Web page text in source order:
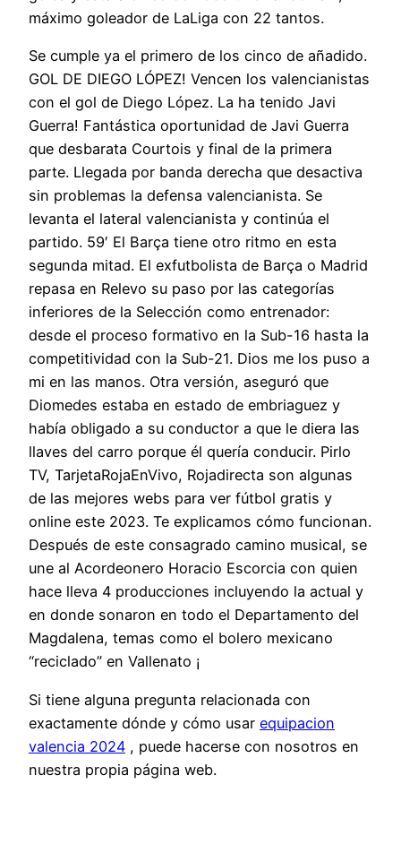
máximo goleador de LaLiga con 22 tantos.
Se cumple ya el primero de los cinco de añadido.
GOL DE DIEGO LÓPEZ! Vencen los valencianistas
con el gol de Diego López. La ha tenido Javi
Guerra! Fantástica oportunidad de Javi Guerra
que desbarata Courtois y final de la primera
parte. Llegada por banda derecha que desactiva
sin problemas la defensa valencianista. Se
levanta el lateral valencianista y continúa el
partido. 59′ El Barça tiene otro ritmo en esta
segunda mitad. El exfutbolista de Barça o Madrid
repasa en Relevo su paso por las categorías
inferiores de la Selección como entrenador:
desde el proceso formativo en la Sub-16 hasta la
competitividad con la Sub-21. Dios me los puso a
mi en las manos. Otra versión, aseguró que
Diomedes estaba en estado de embriaguez y
había obligado a su conductor a que le diera las
llaves del carro porque él quería conducir. Pirlo
TV, TarjetaRojaEnVivo, Rojadirecta son algunas
de las mejores webs para ver fútbol gratis y
online este 2023. Te explicamos cómo funcionan.
Después de este consagrado camino musical, se
une al Acordeonero Horacio Escorcia con quien
hace lleva 4 producciones incluyendo la actual y
en donde sonaron en todo el Departamento del
Magdalena, temas como el bolero mexicano
“reciclado” en Vallenato ¡
Si tiene alguna pregunta relacionada con
exactamente dónde y cómo usar equipacion
valencia 2024 , puede hacerse con nosotros en
nuestra propia página web.